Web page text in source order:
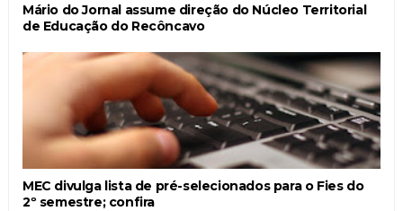
Mário do Jornal assume direção do Núcleo Territorial
de Educação do Recôncavo
MEC divulga lista de pré-selecionados para o Fies do
2º semestre; confira